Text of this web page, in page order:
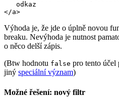
   odkaz
Výhoda je, že jde o úplně novou
breaku. Nevýhoda je nutnost
o něco delší zápis.
(Btw hodnotu false pro tento účel
jiný speciální význam)
Možné řešení: nový filtr